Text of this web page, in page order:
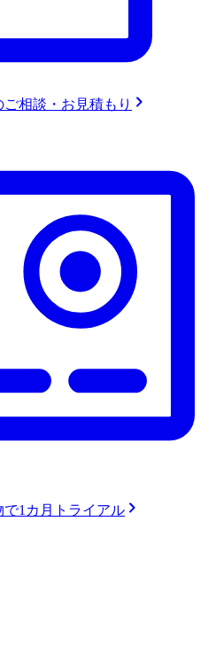
相談・お見積もり
で1カ月トライアル